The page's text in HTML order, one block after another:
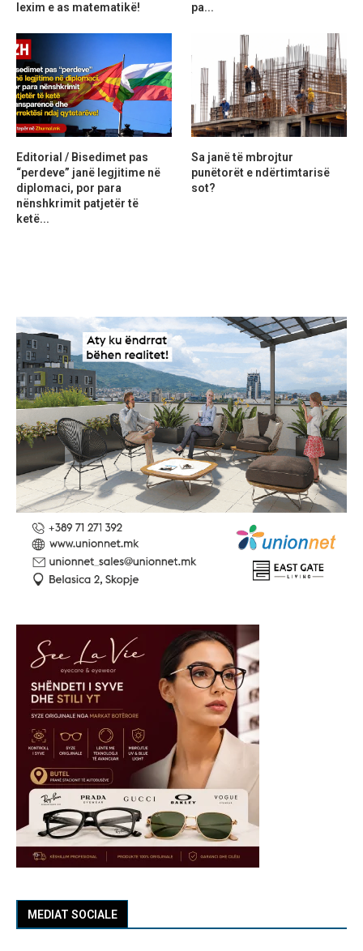
MEDIAT SOCIALE
lexim e as matematikë!
pa...
Editorial / Bisedimet pas
“perdeve” janë legjitime në
diplomaci, por para
nënshkrimit patjetër të
ketë...
Sa janë të mbrojtur
punëtorët e ndërtimtarisë
sot?